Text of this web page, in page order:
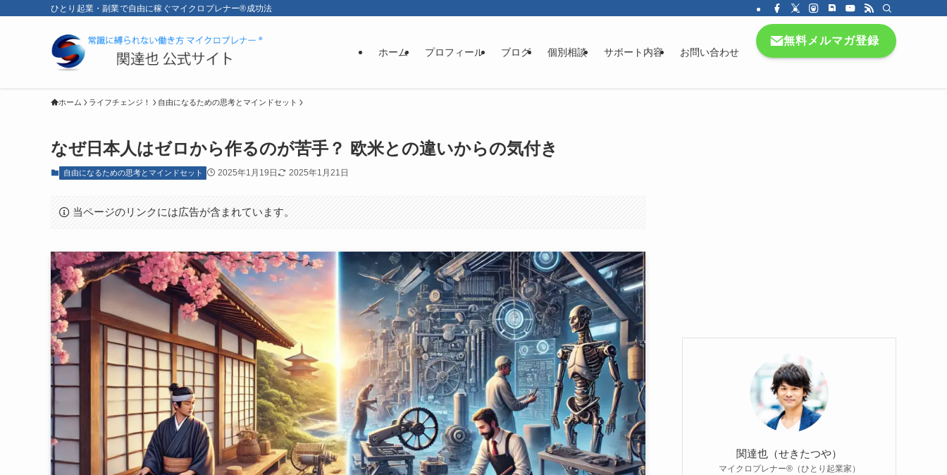
ひとり起業・副業で自由に稼ぐマイクロプレナー®成功法
ホーム プロフィール ブログ 個別相談 サポート内容 お問い合わせ
無料メルマガ登録
ホーム ライフチェンジ！ 自由になるための思考とマインドセット
なぜ日本人はゼロから作るのが苦手？ 欧米との違いからの気付き
自由になるための思考とマインドセット 2025年1月19日 2025年1月21日
当ページのリンクには広告が含まれています。
関達也（せきたつや）
マイクロプレナー®（ひとり起業家）